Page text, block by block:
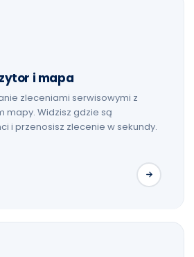
i mapa
zleceniami serwisowymi z
mapy. Widzisz gdzie są
i przenosisz zlecenie w sekundy.